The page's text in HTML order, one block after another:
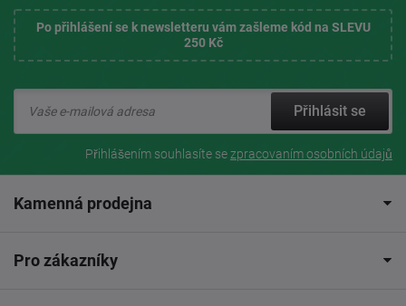
Po přihlášení se k newsletteru vám zašleme kód na SLEVU
250 Kč
Přihlásit se
Přihlášením souhlasíte sezpracovaním osobních údajů
Kamenná prodejna
Pro zákazníky